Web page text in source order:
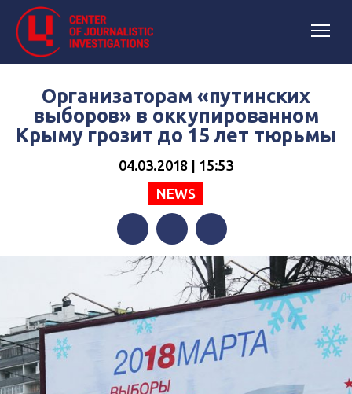
Организаторам «путинских
выборов» в оккупированном
Крыму грозит до 15 лет тюрьмы
04.03.2018 | 15:53
NEWS
FacebookTwitterTelegram